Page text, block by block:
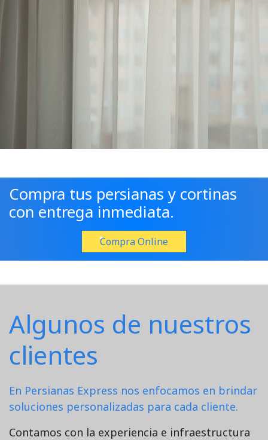
VER CATÁLOGO
Compra tus persianas y cortinas
con entrega inmediata.
Compra Online
Algunos de nuestros
clientes
En Persianas Express nos enfocamos en brindar
soluciones personalizadas para cada cliente.
Contamos con la experiencia e infraestructura